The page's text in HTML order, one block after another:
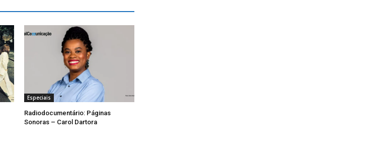
Especiais
Radiodocumentário: Páginas
Sonoras – Carol Dartora